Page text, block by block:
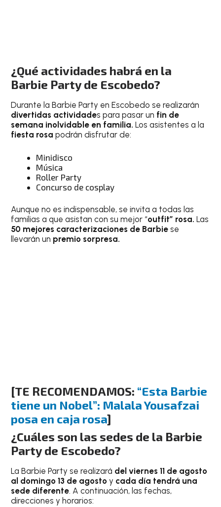
¿Qué actividades habrá en la
Barbie Party de Escobedo?
Durante la Barbie Party en Escobedo se realizarán
divertidas actividades para pasar un fin de
semana inolvidable en familia.Los asistentes a la
fiesta rosapodrán disfrutar de:
Minidisco
Música
Roller Party
Concurso de cosplay
Aunque no es indispensable, se invita a todas las
familias a que asistan con su mejor “outfit” rosa. Las
50 mejores caracterizaciones de Barbie se
llevarán un premio sorpresa.
[TE RECOMENDAMOS: “Esta Barbie
tiene un Nobel”: Malala Yousafzai
posa en caja rosa]
¿Cuáles son las sedes de la Barbie
Party de Escobedo?
La Barbie Party se realizará del viernes 11 de agosto
al domingo 13 de agosto y cada día tendrá una
sede diferente. A continuación, las fechas,
direcciones y horarios: